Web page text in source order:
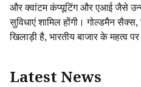
और क्वांटम कंप्यूटिंग और एआई जैसे
सुविधाएं शामिल होंगी। गोल्डमैन
खिलाड़ी है, भारतीय बाजार के महत्व
Latest News